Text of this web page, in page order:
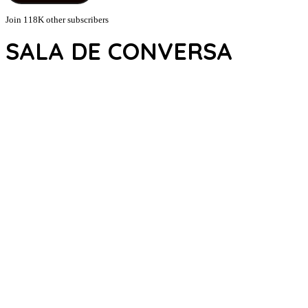
Join 118K other subscribers
SALA DE CONVERSA